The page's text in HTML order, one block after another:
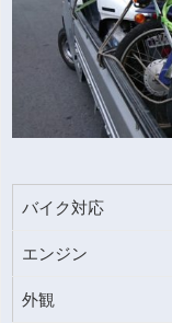
バイク対応
エンジン
外観